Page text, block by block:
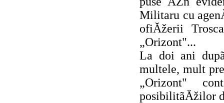
Militaru cu
ofiĂžerii
„Orizont"...
La doi ani
multele, mult
„Orizont"
posibilitãĂžilor